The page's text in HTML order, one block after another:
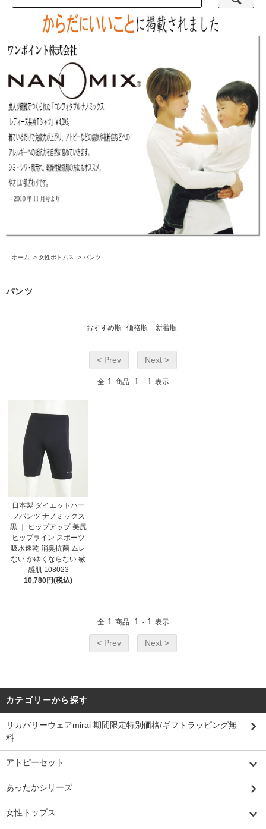
ホーム > 女性ボトムス > パンツ
パンツ
おすすめ順 価格順 新着順
< Prev Next >
全 1 商品 1 - 1 表示
日本製 ダイエットハー
フパンツ ナノミックス
黒 ｜ ヒップアップ 美尻
ヒップライン スポーツ
吸水速乾 消臭抗菌 ムレ
ない かゆくならない 敏
感肌 108023
10,780円(税込)
全 1 商品 1 - 1 表示
< Prev Next >
カテゴリーから探す
リカバリーウェアmirai 期間限定特別価格/ギフトラッピング無
料
アトピーセット
あったかシリーズ
女性トップス